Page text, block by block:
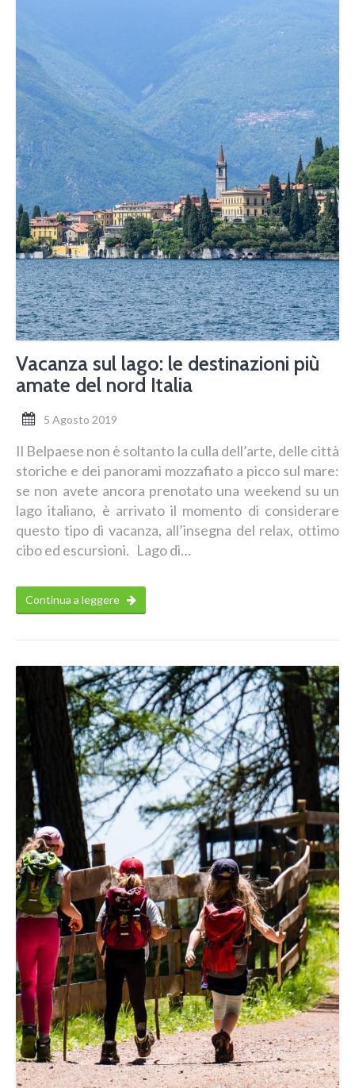
Vacanza sul lago: le destinazioni più
amate del nord Italia
5 Agosto 2019
Il Belpaese non è soltanto la culla dell’arte, delle città
storiche e dei panorami mozzafiato a picco sul mare:
se non avete ancora prenotato una weekend su un
lago italiano, è arrivato il momento di considerare
questo tipo di vacanza, all’insegna del relax, ottimo
cibo ed escursioni. Lago di…
Continua a leggere